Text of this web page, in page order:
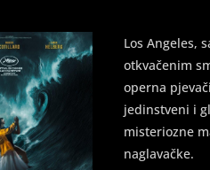
Los Angeles,
otkvačenim
operna
jedinstveni i
misteriozne
naglavačke.